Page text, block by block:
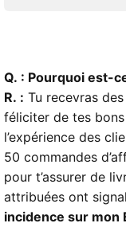
Q. : Pourquoi est-
R. : Tu recevras
féliciter de tes
l’expérience des
50 commandes
pour t’assurer de
attribuées ont
incidence sur mon